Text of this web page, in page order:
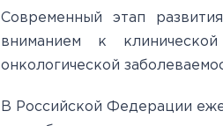
Современный этап
вниманием к
онкологической
В Российской Федерации